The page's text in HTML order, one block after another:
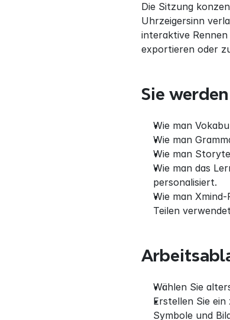
Die Sitzung
Uhrzeigersinn
interaktive
exportieren oder
Sie
Wie man
Wie man
Wie man
Wie man das
personalisiert.
Wie man
Teilen
Wählen Sie
Erstellen Sie
Symbole und